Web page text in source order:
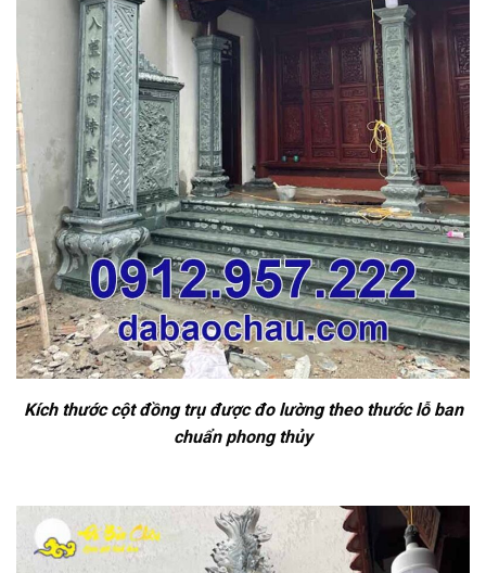
Kích thước cột đồng trụ được đo lường theo thước lỗ ban
chuẩn phong thủy